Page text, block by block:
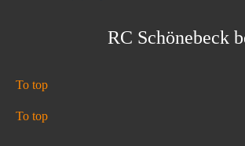
RC Schönebeck
To top
To top